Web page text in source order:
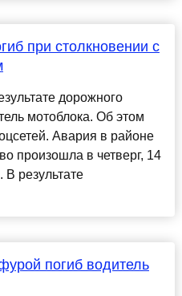
при столкновении с
дорожного
мотоблока. Об этом
Авария в районе
произошла в четверг, 14
В результате
погиб водитель